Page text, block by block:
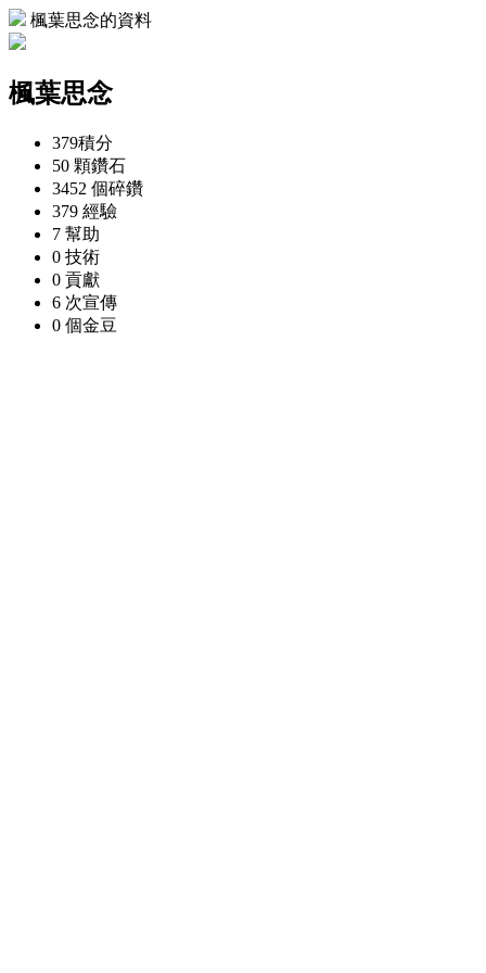
楓葉思念的資料
楓葉思念
379積分
50 顆鑽石
3452 個碎鑽
379 經驗
7 幫助
0 技術
0 貢獻
6 次宣傳
0 個金豆